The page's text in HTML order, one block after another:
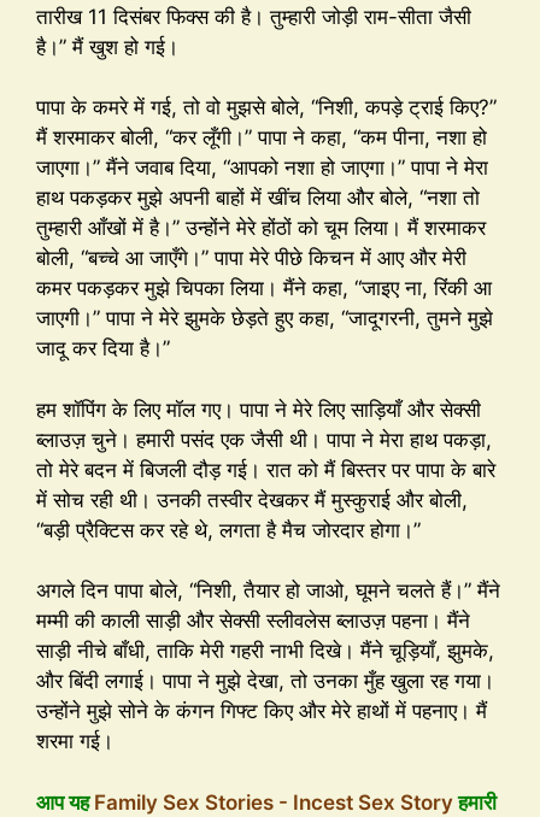
तारीख 11 दिसंबर फिक्स की है। तुम्हारी जोड़ी राम-सीता जैसी
है।” मैं खुश हो गई।
पापा के कमरे में गई, तो वो मुझसे बोले, “निशी, कपड़े ट्राई किए?”
मैं शरमाकर बोली, “कर लूँगी।” पापा ने कहा, “कम पीना, नशा हो
जाएगा।” मैंने जवाब दिया, “आपको नशा हो जाएगा।” पापा ने मेरा
हाथ पकड़कर मुझे अपनी बाहों में खींच लिया और बोले, “नशा तो
तुम्हारी आँखों में है।” उन्होंने मेरे होंठों को चूम लिया। मैं शरमाकर
बोली, “बच्चे आ जाएँगे।” पापा मेरे पीछे किचन में आए और मेरी
कमर पकड़कर मुझे चिपका लिया। मैंने कहा, “जाइए ना, रिंकी आ
जाएगी।” पापा ने मेरे झुमके छेड़ते हुए कहा, “जादूगरनी, तुमने मुझे
जादू कर दिया है।”
हम शॉपिंग के लिए मॉल गए। पापा ने मेरे लिए साड़ियाँ और सेक्सी
ब्लाउज़ चुने। हमारी पसंद एक जैसी थी। पापा ने मेरा हाथ पकड़ा,
तो मेरे बदन में बिजली दौड़ गई। रात को मैं बिस्तर पर पापा के बारे
में सोच रही थी। उनकी तस्वीर देखकर मैं मुस्कुराई और बोली,
“बड़ी प्रैक्टिस कर रहे थे, लगता है मैच जोरदार होगा।”
अगले दिन पापा बोले, “निशी, तैयार हो जाओ, घूमने चलते हैं।” मैंने
मम्मी की काली साड़ी और सेक्सी स्लीवलेस ब्लाउज़ पहना। मैंने
साड़ी नीचे बाँधी, ताकि मेरी गहरी नाभी दिखे। मैंने चूड़ियाँ, झुमके,
और बिंदी लगाई। पापा ने मुझे देखा, तो उनका मुँह खुला रह गया।
उन्होंने मुझे सोने के कंगन गिफ्ट किए और मेरे हाथों में पहनाए। मैं
शरमा गई।
आप यहFamily Sex Stories - Incest Sex Storyहमारी